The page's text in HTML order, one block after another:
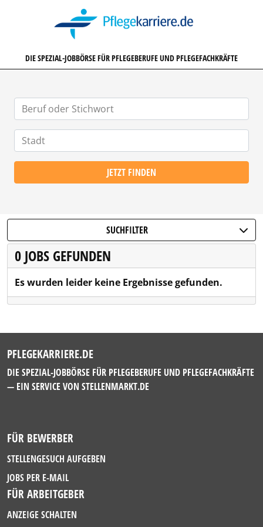
DIE SPEZIAL-JOBBÖRSE FÜR PFLEGEBERUFE UND PFLEGEFACHKRÄFTE
JETZT FINDEN
SUCHFILTER
0 JOBS GEFUNDEN
Es wurden leider keine Ergebnisse gefunden.
PFLEGEKARRIERE.DE
DIE SPEZIAL-JOBBÖRSE FÜR PFLEGEBERUFE UND PFLEGEFACHKRÄFTE
— EIN SERVICE VON STELLENMARKT.DE
FÜR BEWERBER
STELLENGESUCH AUFGEBEN
JOBS PER E-MAIL
FÜR ARBEITGEBER
ANZEIGE SCHALTEN